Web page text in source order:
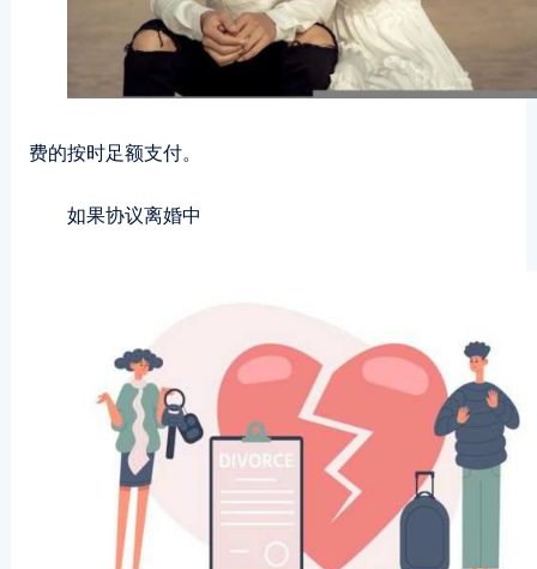
费的按时足额支付。
如果协议离婚中